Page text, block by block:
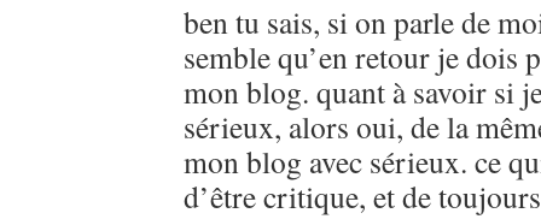
ben tu sais, si on parle de
semble qu’en retour je dois
mon blog. quant à savoir si
sérieux, alors oui, de la
mon blog avec sérieux. ce
d’être critique, et de